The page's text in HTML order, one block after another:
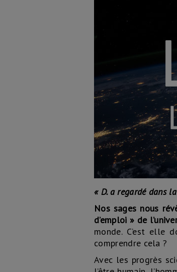
« D. a regardé dans
Nos sages nous
d’emploi » de
monde. C’est elle
comprendre cela ?
Avec les progrès